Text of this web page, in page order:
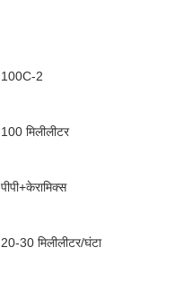
100C-2
100 मिलीलीटर
पीपी+केरामिक्स
20-30 मिलीलीटर/घंटा